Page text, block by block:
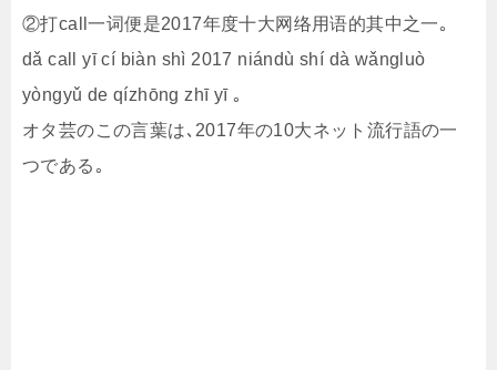
②打call一词便是2017年度十大网络用语的其中之一｡
dǎ call yī cí biàn shì 2017 niándù shí dà wǎngluò
yòngyǔ de qízhōng zhī yī ｡
オタ芸のこの言葉は､2017年の10大ネット流行語の一
つである｡